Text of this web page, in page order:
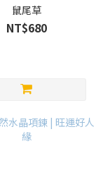
鼠尾草
NT$680